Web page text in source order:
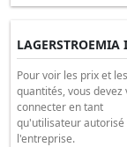
Pour voir les prix et les
quantités, vous devez
connecter en tant
qu'utilisateur autorisé
l'entreprise.